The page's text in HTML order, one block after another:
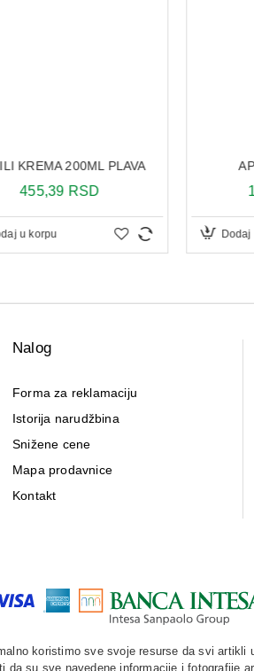
Dodaj u korpu
Nalog
Forma za reklamaciju
Istorija narudžbina
Snižene cene
Mapa prodavnice
Kontakt
koristimo sve svoje resurse da svi
da su sve navedene informacije i fotografije